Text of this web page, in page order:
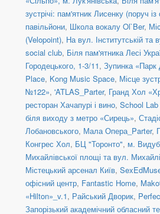
зустрічі: пам'ятник Лисенку (поруч
павільйони, Школа вокалу Ol`Ber,
(Velopoint), На вул. Інститутській та
social сlub, Біля пам'ятника Лесі
Городецького, 1-3/11, Зупинка «Парк
Place, Kong Music Space, Місце
№122», 'ATLAS_Parter, Гранд Хол
ресторан Хачапурі і вино, School
біля виходу з метро «Сирець»,
Лобановського, Мала Опера_Parter,
Конгрес Хол, БЦ "Торонто", м.
Михайлівської площі та вул.
Містецький арсенал Київ,
офісний центр, Fantastic Home,
«Hilton»_v.1, Райський Дворик,
Запорізький академічний обласний